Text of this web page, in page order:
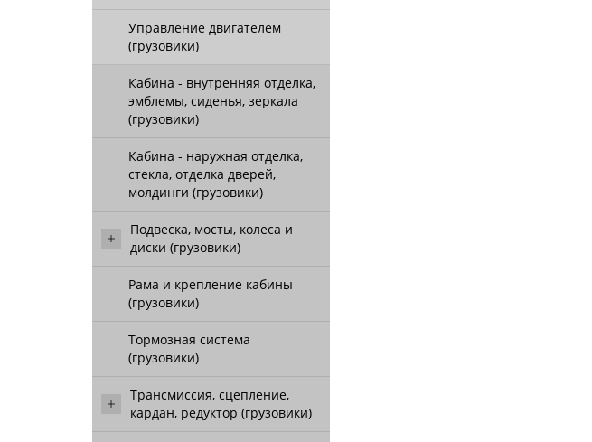
Управление двигателем
(грузовики)
Кабина - внутренняя отделка,
эмблемы, сиденья, зеркала
(грузовики)
Кабина - наружная отделка,
стекла, отделка дверей,
молдинги (грузовики)
Подвеска, мосты, колеса и
диски (грузовики)
Рама и крепление кабины
(грузовики)
Тормозная система
(грузовики)
Трансмиссия, сцепление,
кардан, редуктор (грузовики)